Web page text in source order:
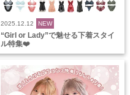
2025.12.12 NEW
“Girl or Lady”で魅せる下着スタイ
ル特集❤️